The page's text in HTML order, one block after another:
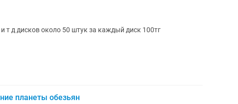
т д дисков около 50 штук за каждый диск 100тг
планеты обезьян